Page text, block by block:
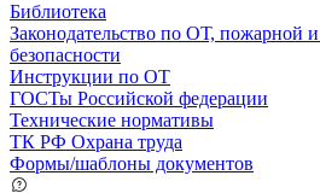
Библиотека
Законодательство по ОТ, пожарной
безопасности
Инструкции по ОТ
ГОСТы Российской федерации
Технические нормативы
ТК РФ Охрана труда
Формы/шаблоны документов